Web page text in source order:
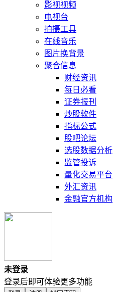
影视视频
电视台
拍摄工具
在线音乐
图片换背景
聚合信息
财经资讯
每日必看
证券报刊
炒股软件
指标公式
股吧论坛
选股数据分析
监管投诉
量化交易平台
外汇资讯
金融官方机构
未登录
登录后即可体验更多功能